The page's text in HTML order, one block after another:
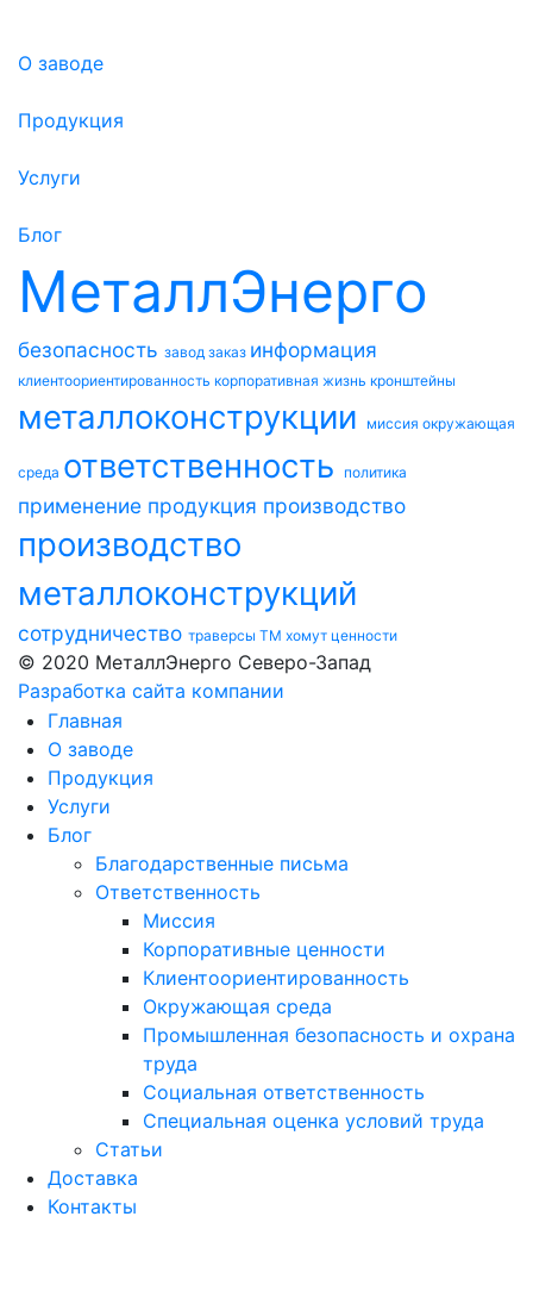
О заводе
Продукция
Услуги
Блог
МеталлЭнерго
безопасность завод заказ информация
клиентоориентированность корпоративная жизнь кронштейны
металлоконструкции миссия окружающая
среда ответственность политика
применение продукция производство
производство
металлоконструкций
сотрудничество траверсы ТМ хомут ценности
© 2020 МеталлЭнерго Северо-Запад
Разработка сайта компании
Главная
О заводе
Продукция
Услуги
Блог
Благодарственные письма
Ответственность
Миссия
Корпоративные ценности
Клиентоориентированность
Окружающая среда
Промышленная безопасность и охрана
труда
Социальная ответственность
Специальная оценка условий труда
Статьи
Доставка
Контакты